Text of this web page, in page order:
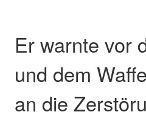
Er warnte vor
und dem
an die